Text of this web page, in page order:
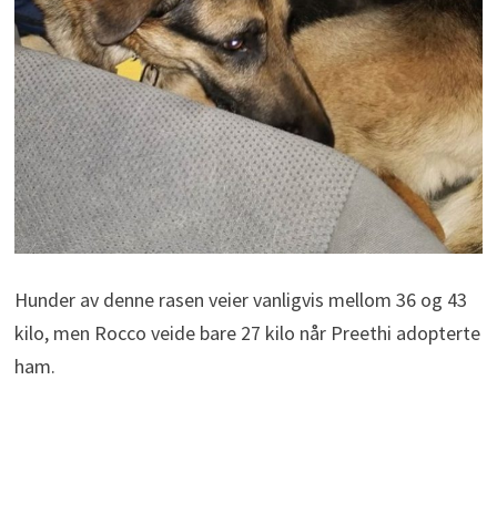
Hunder av denne rasen veier vanligvis mellom 36 og 43
kilo, men Rocco veide bare 27 kilo når Preethi adopterte
ham.